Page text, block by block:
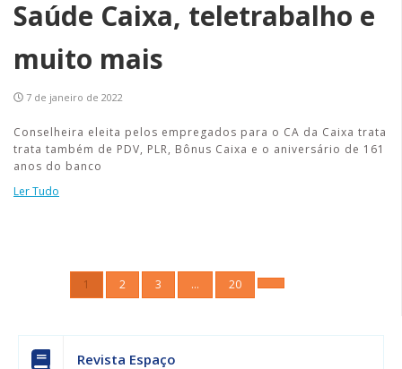
Saúde Caixa, teletrabalho e
muito mais
7 de janeiro de 2022
Conselheira eleita pelos empregados para o CA da Caixa trata
trata também de PDV, PLR, Bônus Caixa e o aniversário de 161
anos do banco
Ler Tudo
1 2 3 … 20
Revista Espaço